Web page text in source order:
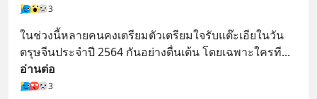
3
ในช่วงนี้หลายคนคงเตรียมตัวเตรียมใจรับแต๊ะเอียในวัน
ตรุษจีนประจำปี 2564 กันอย่างตื่นเต้น โดยเฉพาะใครที
อ่านต่อ
3